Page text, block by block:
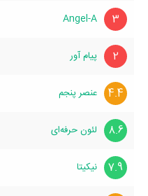
3
Angel-A
2 پیام آور
4.4 عنصر پنجم
8.6 لئون حرفه‌ای
7.9 نیکیتا